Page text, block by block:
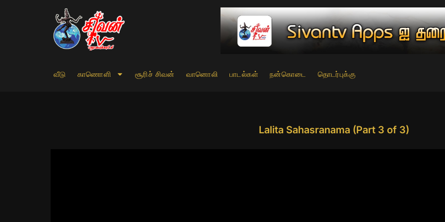
வீடு காணொளி சூரிச் சிவன் வானொலி பாடல்கள் நன்கொடை தொடர்புக்கு
Lalita Sahasranama (Part 3 of 3)